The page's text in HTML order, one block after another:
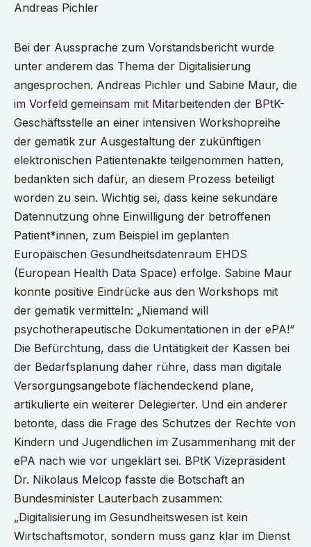
Andreas Pichler
Bei der Aussprache zum Vorstandsbericht wurde
unter anderem das Thema der Digitalisierung
angesprochen. Andreas Pichler und Sabine Maur, die
im Vorfeld gemeinsam mit Mitarbeitenden der BPtK-
Geschäftsstelle an einer intensiven Workshopreihe
der gematik zur Ausgestaltung der zukünftigen
elektronischen Patientenakte teilgenommen hatten,
bedankten sich dafür, an diesem Prozess beteiligt
worden zu sein. Wichtig sei, dass keine sekundäre
Datennutzung ohne Einwilligung der betroffenen
Patient*innen, zum Beispiel im geplanten
Europäischen Gesundheitsdatenraum EHDS
(European Health Data Space) erfolge. Sabine Maur
konnte positive Eindrücke aus den Workshops mit
der gematik vermitteln: „Niemand will
psychotherapeutische Dokumentationen in der ePA!“
Die Befürchtung, dass die Untätigkeit der Kassen bei
der Bedarfsplanung daher rühre, dass man digitale
Versorgungsangebote flächendeckend plane,
artikulierte ein weiterer Delegierter. Und ein anderer
betonte, dass die Frage des Schutzes der Rechte von
Kindern und Jugendlichen im Zusammenhang mit der
ePA nach wie vor ungeklärt sei. BPtK Vizepräsident
Dr. Nikolaus Melcop fasste die Botschaft an
Bundesminister Lauterbach zusammen:
„Digitalisierung im Gesundheitswesen ist kein
Wirtschaftsmotor, sondern muss ganz klar im Dienst